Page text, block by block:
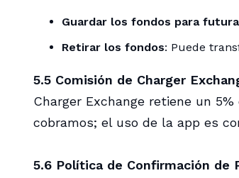
Guardar los fondos para
Retirar los fondos: Puede
5.5 Comisión de Charger
Charger Exchange retiene un
cobramos; el uso de la app es
5.6 Política de Confirmación de